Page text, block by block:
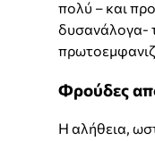
πολύ – και
δυσανάλογα-
Φρούδες
Η αλήθεια,